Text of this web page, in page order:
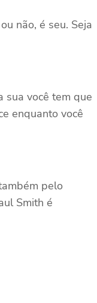
não, é seu. Seja
sua você tem que
enquanto você
pelo
Smith é